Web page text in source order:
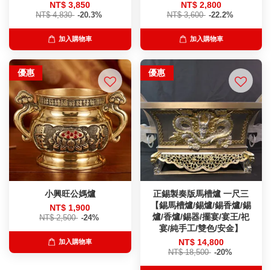
NT$ 3,850
NT$ 4,830 -20.3%
加入購物車
NT$ 2,800
NT$ 3,600 -22.2%
加入購物車
優惠
小興旺公媽爐
NT$ 1,900
NT$ 2,500 -24%
加入購物車
優惠
正錫製奏版馬槽爐 一尺三
【錫馬槽爐/錫爐/錫香爐/錫
爐/香爐/錫器/擺宴/宴王/祀
宴/純手工/雙色/安金】
NT$ 14,800
NT$ 18,500 -20%